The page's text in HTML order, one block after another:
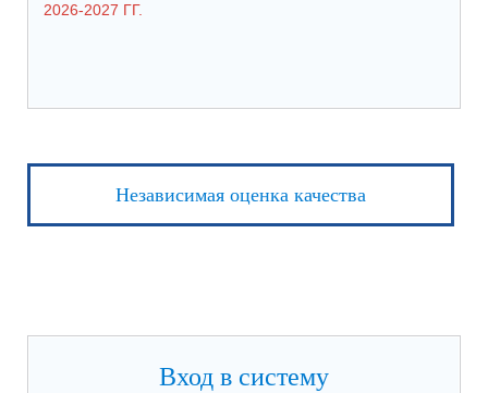
2026-2027 ГГ.
Независимая оценка качества
Вход в систему